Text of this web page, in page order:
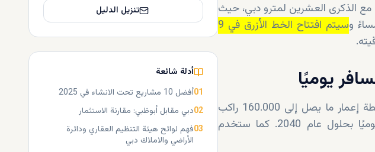
الذكرى العشرين لمترو دبي، حيث
سيتم افتتاح الخط الأزرق في 9
بمساحة إجمالية تبلغ حوالي 11.000 متر مربع، تستوعب محطة إعمار ما يصل إلى 160.000 راكب
يوميًا. ومن المتوقع أن يستخدمها أكثر من 70.000 راكب يوميًا بحلول عام 2040. كما ستخدم
تنزيل الدليل
أدلة شائعة
01أفضل 10 مشاريع تحت الانشاء في 2025
02دبي مقابل أبوظبي: مقارنة الاستثمار
03فهم لوائح هيئة التنظيم العقاري ودائرة
الأراضي والاملاك دبي